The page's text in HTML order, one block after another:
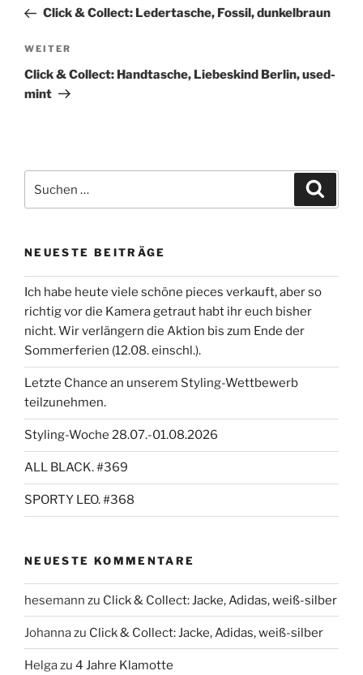
Beitrag
Click & Collect: Ledertasche, Fossil, dunkelbraun
Nächster
Beitrag
WEITER
Click & Collect: Handtasche, Liebeskind Berlin, used-
mint
nach:
NEUESTE BEITRÄGE
Ich habe heute viele schöne pieces verkauft, aber so
richtig vor die Kamera getraut habt ihr euch bisher
nicht. Wir verlängern die Aktion bis zum Ende der
Sommerferien (12.08. einschl.).
Letzte Chance an unserem Styling-Wettbewerb
teilzunehmen.
Styling-Woche 28.07.-01.08.2026
ALL BLACK. #369
SPORTY LEO. #368
NEUESTE KOMMENTARE
hesemann zu Click & Collect: Jacke, Adidas, weiß-silber
Johannazu Click & Collect: Jacke, Adidas, weiß-silber
Helgazu 4 Jahre Klamotte